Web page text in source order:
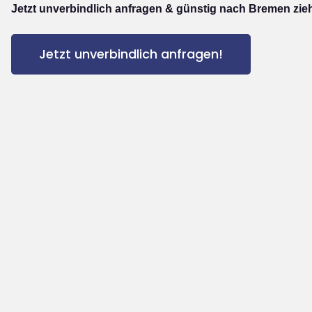
Jetzt unverbindlich anfragen & günstig nach Bremen
Jetzt unverbindlich anfragen!